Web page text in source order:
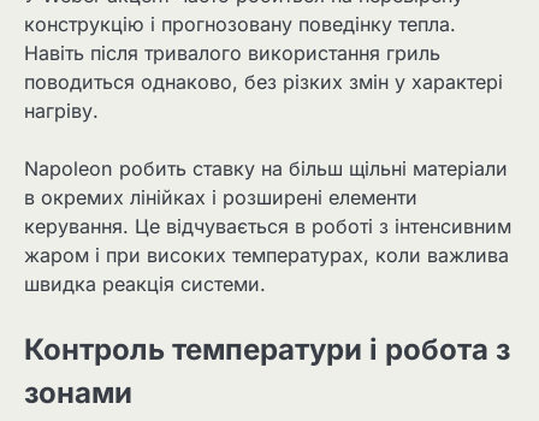
конструкцію і прогнозовану поведінку тепла.
Навіть після тривалого використання гриль
поводиться однаково, без різких змін у характері
нагріву.
Napoleon робить ставку на більш щільні матеріали
в окремих лінійках і розширені елементи
керування. Це відчувається в роботі з інтенсивним
жаром і при високих температурах, коли важлива
швидка реакція системи.
Контроль температури і робота з
зонами